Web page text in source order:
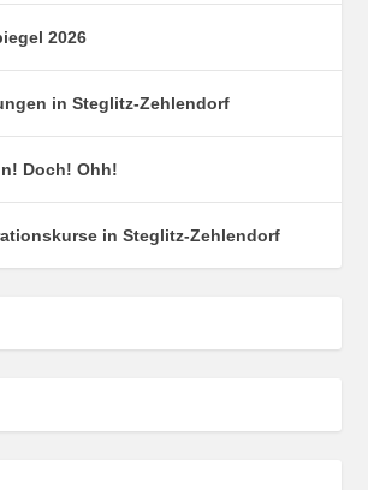
2026
in Steglitz-Zehlendorf
Doch! Ohh!
in Steglitz-Zehlendorf